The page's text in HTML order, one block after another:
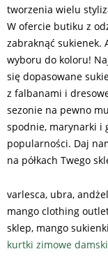
tworzenia wielu
W ofercie butiku z
zabraknąć sukienek.
wyboru do koloru!
się dopasowane
z falbanami i
sezonie na pewno
spodnie, marynarki i
popularności. Daj
na półkach Twego
varlesca, ubra,
mango clothing
sklep, mango
kurtki zimowe